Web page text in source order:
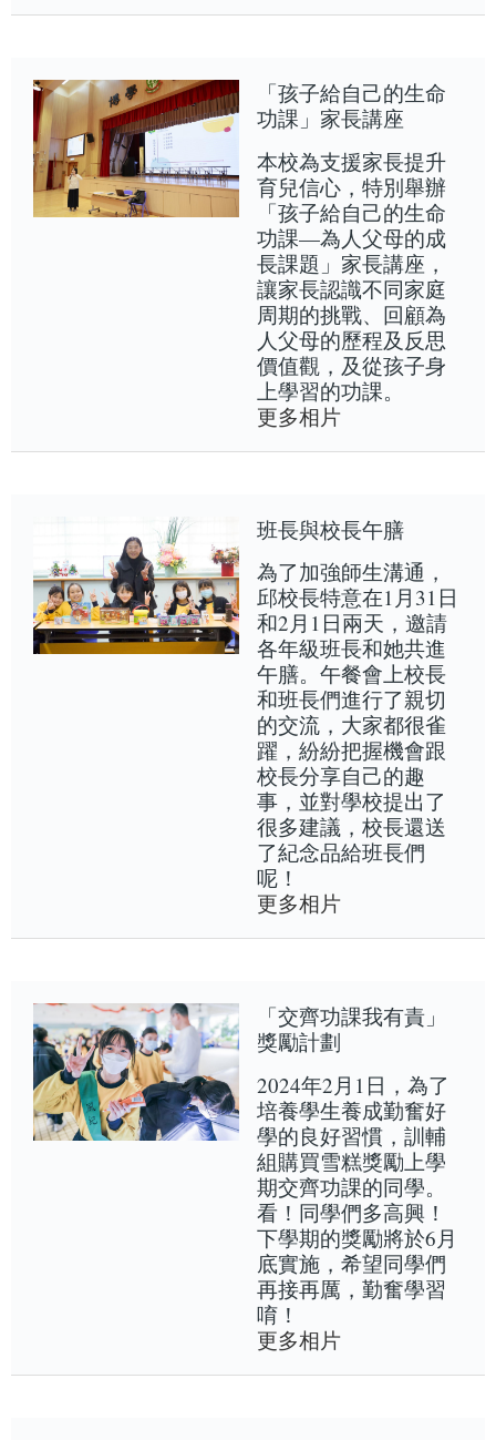
「孩子給自己的生命
功課」家長講座
本校為支援家長提升
育兒信心，特別舉辦
「孩子給自己的生命
功課—為人父母的成
長課題」家長講座，
讓家長認識不同家庭
周期的挑戰、回顧為
人父母的歷程及反思
價值觀，及從孩子身
上學習的功課。
更多相片
班長與校長午膳
為了加強師生溝通，
邱校長特意在1月31日
和2月1日兩天，邀請
各年級班長和她共進
午膳。午餐會上校長
和班長們進行了親切
的交流，大家都很雀
躍，紛紛把握機會跟
校長分享自己的趣
事，並對學校提出了
很多建議，校長還送
了紀念品給班長們
呢！
更多相片
「交齊功課我有責」
獎勵計劃
2024年2月1日，為了
培養學生養成勤奮好
學的良好習慣，訓輔
組購買雪糕獎勵上學
期交齊功課的同學。
看！同學們多高興！
下學期的獎勵將於6月
底實施，希望同學們
再接再厲，勤奮學習
唷！
更多相片